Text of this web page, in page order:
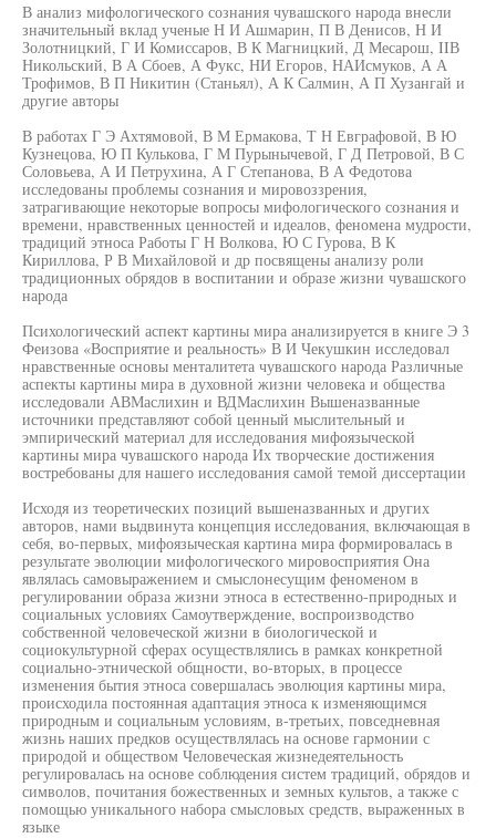
В анализ мифологического сознания чувашского народа внесли
значительный вклад ученые Н И Ашмарин, П В Денисов, Н И
Золотницкий, Г И Комиссаров, В К Магницкий, Д Месарош, IIВ
Никольский, В А Сбоев, А Фукс, НИ Егоров, НАИсмуков, А А
Трофимов, В П Никитин (Станьял), А К Салмин, А П Хузангай и
другие авторы
В работах Г Э Ахтямовой, В М Ермакова, Т Н Евграфовой, В Ю
Кузнецова, Ю П Кулькова, Г М Пурынычевой, Г Д Петровой, В С
Соловьева, А И Петрухина, А Г Степанова, В А Федотова
исследованы проблемы сознания и мировоззрения,
затрагивающие некоторые вопросы мифологического сознания и
времени, нравственных ценностей и идеалов, феномена мудрости,
традиций этноса Работы Г Н Волкова, Ю С Гурова, В К
Кириллова, Р В Михайловой и др посвящены анализу роли
традиционных обрядов в воспитании и образе жизни чувашского
народа
Психологический аспект картины мира анализируется в книге Э 3
Феизова «Восприятие и реальность» В И Чекушкин исследовал
нравственные основы менталитета чувашского народа Различные
аспекты картины мира в духовной жизни человека и общества
исследовали АВМаслихин и ВДМаслихин Вышеназванные
источники представляют собой ценный мыслительный и
эмпирический материал для исследования мифоязыческой
картины мира чувашского народа Их творческие достижения
востребованы для нашего исследования самой темой диссертации
Исходя из теоретических позиций вышеназванных и других
авторов, нами выдвинута концепция исследования, включающая в
себя, во-первых, мифоязыческая картина мира формировалась в
результате эволюции мифологического мировосприятия Она
являлась самовыражением и смыслонесущим феноменом в
регулировании образа жизни этноса в естественно-природных и
социальных условиях Самоутверждение, воспроизводство
собственной человеческой жизни в биологической и
социокультурной сферах осуществлялись в рамках конкретной
социально-этнической общности, во-вторых, в процессе
изменения бытия этноса совершалась эволюция картины мира,
происходила постоянная адаптация этноса к изменяющимся
природным и социальным условиям, в-третьих, повседневная
жизнь наших предков осуществлялась на основе гармонии с
природой и обществом Человеческая жизнедеятельность
регулировалась на основе соблюдения систем традиций, обрядов и
символов, почитания божественных и земных культов, а также с
помощью уникального набора смысловых средств, выраженных в
языке